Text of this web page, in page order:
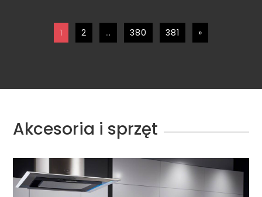
1 2 … 380 381 »
Akcesoria i sprzęt